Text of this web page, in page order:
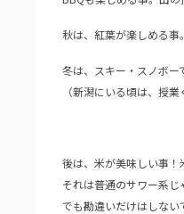
秋は、紅葉が楽しめる事
冬は、スキー・スノボー
（新潟にいる頃は、授
後は、米が美味しい事！
それは普通のサワー系じ
でも勘違いだけはしな